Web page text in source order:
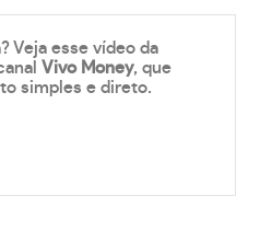
Veja esse vídeo da
Vivo Money, que
simples e direto.